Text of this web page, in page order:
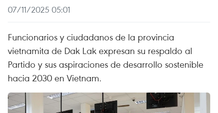
07/11/2025 05:01
Funcionarios y ciudadanos de la provincia
vietnamita de Dak Lak expresan su respaldo al
Partido y sus aspiraciones de desarrollo sostenible
hacia 2030 en Vietnam.